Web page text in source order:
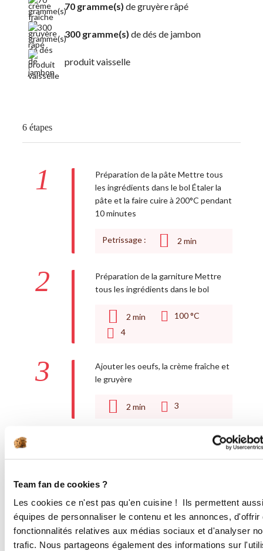
Team fan de cookies ?
Les cookies ce n'est pas qu'en cuisine ! Ils permettent
équipes de personnaliser le contenu et les annonces, d'offrir
fonctionnalités relatives aux médias sociaux et d'analyser
trafic. Nous partageons également des informations sur
70 gramme(s) de gruyère râpé
300 gramme(s) de dés de jambon
produit vaisselle
6 étapes
1
Préparation de la pâte Mettre tous
les ingrédients dans le bol Étaler la
pâte et la faire cuire à 200°C pendant
10 minutes
Petrissage : 2 min
2
Préparation de la garniture Mettre
tous les ingrédients dans le bol
2 min
100 °C
4
3
Ajouter les oeufs, la crème fraîche et
le gruyère
2 min 3
Mettre les dés de jambon sur la pâte
5 Nettoyage du bol
4